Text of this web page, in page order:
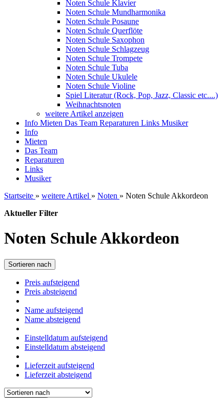
Noten Schule Klavier
Noten Schule Mundharmonika
Noten Schule Posaune
Noten Schule Querflöte
Noten Schule Saxophon
Noten Schule Schlagzeug
Noten Schule Trompete
Noten Schule Tuba
Noten Schule Ukulele
Noten Schule Violine
Spiel Literatur (Rock, Pop, Jazz, Classic etc....)
Weihnachtsnoten
weitere Artikel anzeigen
Info Mieten Das Team Reparaturen Links Musiker
Info
Mieten
Das Team
Reparaturen
Links
Musiker
Startseite » weitere Artikel » Noten » Noten Schule Akkordeon
Aktueller Filter
Noten Schule Akkordeon
Sortieren nach
Preis aufsteigend
Preis absteigend
Name aufsteigend
Name absteigend
Einstelldatum aufsteigend
Einstelldatum absteigend
Lieferzeit aufsteigend
Lieferzeit absteigend